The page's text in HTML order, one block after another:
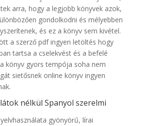
arra, hogy a legjobb könyvek azok,
gondolkodni és mélyebben
és ez a könyv sem kivétel.
a szerző pdf ingyen letöltés hogy
tartsa a cselekvést és a befelé
könyv gyors tempója soha nem
sietősnek online könyv ingyen
nélkül Spanyol ​szerelmi
gyönyörű, lírai